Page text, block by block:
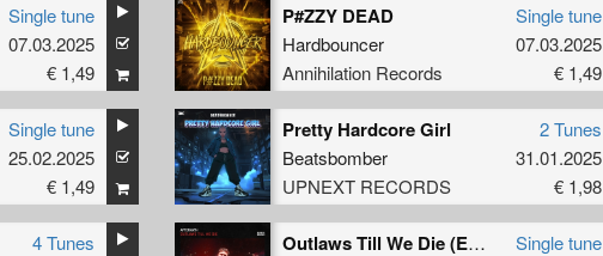
Single tune
07.03.2025
€ 1,49
P#ZZY DEAD
Hardbouncer
Annihilation Records
Single tune
07.03.2025
€ 1,49
Single tune
25.02.2025
€ 1,49
Pretty Hardcore Girl
Beatsbomber
UPNEXT RECORDS
2 Tunes
31.01.2025
€ 1,98
4 Tunes
Outlaws Till We Die (Edit)
Single tune